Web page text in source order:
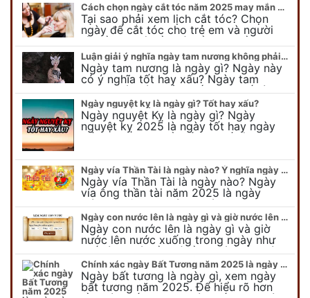
Cách chọn ngày cắt tóc năm 2025 may mắn cho cả trẻ em và người lớn
Tại sao phải xem lịch cắt tóc? Chọn
ngày để cắt tóc cho trẻ em và người
lớn cần lưu ý điều gì để gặp nhiều may
mắn ? Khi…
Luận giải ý nghĩa ngày tam nương không phải ai cũng biết
Ngày tam nương là ngày gì? Ngày này
có ý nghĩa tốt hay xấu? Ngày tam
nương sát có nguồn gốc như thế nào?
Cần kiêng kỵ điều gì khi…
Ngày nguyệt kỵ là ngày gì? Tốt hay xấu?
Ngày nguyệt Kỵ là ngày gì? Ngày
nguyệt kỵ 2025 là ngày tốt hay ngày
xấu, xem ngay để biết chi tiết ý nghĩa
Ngày vía Thần Tài là ngày nào? Ý nghĩa ngày vía Thần Tài năm 2025
Ngày vía Thần Tài là ngày nào? Ngày
vía ông thần tài năm 2025 là ngày
mùng 10 âm lịch hàng tháng. Tại sao
trong ngày này, tất cả mọi…
Ngày con nước lên là ngày gì và giờ nước lên nước xuống trong ngày?
Ngày con nước lên là ngày gì và giờ
nước lên nước xuống trong ngày như
thế nào? Có điều gì cần chú ý về ngày
con nước lên? Đừng…
Chính xác ngày Bất Tương năm 2025 là ngày gì mà cực ít người biết
Ngày bất tương là ngày gì, xem ngày
bất tương năm 2025. Để hiểu rõ hơn